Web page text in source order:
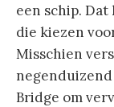
een schip.
die kiezen
Misschien
Bridge om